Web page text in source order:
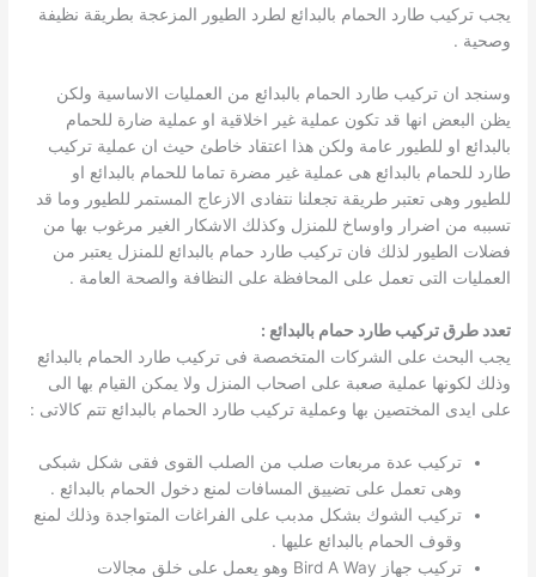
يجب تركيب طارد الحمام بالبدائع لطرد الطيور المزعجة بطريقة نظيفة
وصحية .
وسنجد ان تركيب طارد الحمام بالبدائع من العمليات الاساسية ولكن
يظن البعض انها قد تكون عملية غير اخلاقية او عملية ضارة للحمام
بالبدائع او للطيور عامة ولكن هذا اعتقاد خاطئ حيث ان عملية تركيب
طارد للحمام بالبدائع هى عملية غير مضرة تماما للحمام بالبدائع او
للطيور وهى تعتبر طريقة تجعلنا نتفادى الازعاج المستمر للطيور وما قد
تسببه من اضرار واوساخ للمنزل وكذلك الاشكار الغير مرغوب بها من
فضلات الطيور لذلك فان تركيب طارد حمام بالبدائع للمنزل يعتبر من
العمليات التى تعمل على المحافظة على النظافة والصحة العامة .
تعدد طرق تركيب طارد حمام بالبدائع :
يجب البحث على الشركات المتخصصة فى تركيب طارد الحمام بالبدائع
وذلك لكونها عملية صعبة على اصحاب المنزل ولا يمكن القيام بها الى
على ايدى المختصين بها وعملية تركيب طارد الحمام بالبدائع تتم كالاتى :
تركيب عدة مربعات صلب من الصلب القوى فقى شكل شبكى
وهى تعمل على تضييق المسافات لمنع دخول الحمام بالبدائع .
تركيب الشوك بشكل مدبب على الفراغات المتواجدة وذلك لمنع
وقوف الحمام بالبدائع عليها .
تركيب جهاز Bird A Way وهو يعمل على خلق مجالات